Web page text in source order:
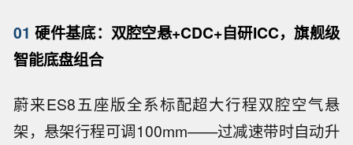
01 硬件基底：双腔空悬+CDC+自研ICC，旗舰级
智能底盘组合
蔚来ES8五座版全系标配超大行程双腔空气悬
架，悬架行程可调100mm——过减速带时自动升